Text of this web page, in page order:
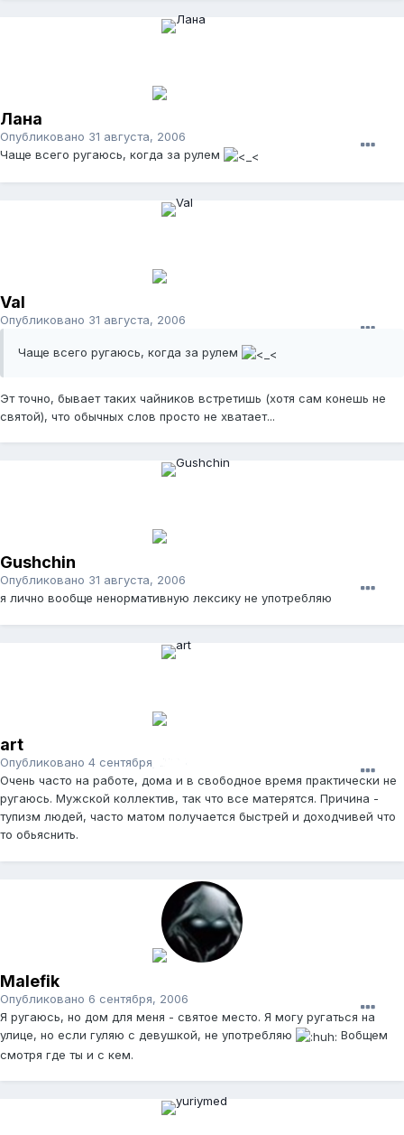
Лана
Опубликовано 31 августа, 2006
Чаще всего ругаюсь, когда за рулем
Val
Опубликовано 31 августа, 2006
Чаще всего ругаюсь, когда за рулем
Эт точно, бывает таких чайников встретишь (хотя сам конешь не
святой), что обычных слов просто не хватает...
Gushchin
Опубликовано 31 августа, 2006
я лично вообще ненормативную лексику не употребляю
art
Опубликовано 4 сентября, 2006
Очень часто на работе, дома и в свободное время практически не
ругаюсь. Мужской коллектив, так что все матерятся. Причина -
тупизм людей, часто матом получается быстрей и доходчивей что
то обьяснить.
Malefik
Опубликовано 6 сентября, 2006
Я ругаюсь, но дом для меня - святое место. Я могу ругаться на
улице, но если гуляю с девушкой, не употребляю
Вобщем
смотря где ты и с кем.